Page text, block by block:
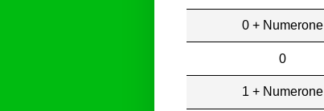
0 + Numerone
0
1 + Numerone